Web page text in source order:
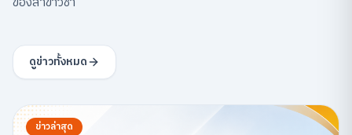
ดูข่าวทั้งหมด
ข่าวล่าสุด